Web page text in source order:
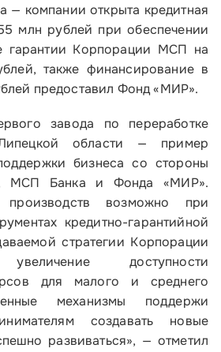
бизнесу
— компании открыта кредитная
млн рублей при обеспечении
гарантии Корпорации МСП на
также финансирование в
предоставил Фонд «МИР».
завода по переработке
области — пример
бизнеса со стороны
МСП Банка и Фонда «МИР».
возможно при
кредитно-гарантийной
стратегии Корпорации
увеличение доступности
для малого и среднего
механизмы поддержи
создавать новые
развиваться», — отметил